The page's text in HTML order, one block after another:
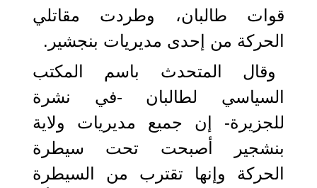
قوات طالبان، وطردت مقاتلي
الحركة من إحدى مديريات بنجشير.
وقال المتحدث باسم المكتب
السياسي لطالبان -في نشرة
للجزيرة- إن جميع مديريات ولاية
بنشجير أصبحت تحت سيطرة
الحركة وإنها تقترب من السيطرة